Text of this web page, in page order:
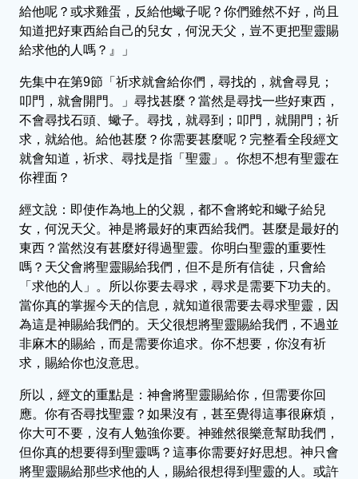
給他呢？或求雞蛋，反給他蠍子呢？你們雖然不好，尚且
知道把好東西給自己的兒女，何況天父，豈不更把聖靈賜
給求他的人嗎？』」
先集中在第9節「祈求就會給你們，尋找的，就會尋見；
叩門，就會開門。」尋找甚麼？當然是尋找一些好東西，
不會尋找石頭、蠍子。尋找，就尋到；叩門，就開門；祈
求，就給他。給他甚麼？你需要甚麼呢？完整看全段經文
就會知道，祈求、尋找是指「聖靈」。你想不想有聖靈在
你裡面？
經文說：即使作為地上的父親，都不會將蛇和蠍子給兒
女，何況天父。神是將最好的東西給我們。甚麼是最好的
東西？當然沒有甚麼好得過聖靈。你明白聖靈的重要性
嗎？天父會將聖靈賜給我們，但不是所有信徒，只會給
「求他的人」。所以你要去尋求，尋求是需要下功夫的。
當你真的掌握今天的信息，就知道很需要去尋求聖靈，因
為這是神賜給我們的。天父很想將聖靈賜給我們，不過並
非麻木的賜給，而是需要你追求。你不想要，你沒有祈
求，賜給你也沒意思。
所以，經文的重點是：神會將聖靈賜給你，但需要你回
應。你有否尋找聖靈？如果沒有，甚至覺得這事很麻煩，
你大可不要，沒有人勉強你要。神雖然很樂意幫助我們，
但你真的想要得到聖靈嗎？這事你需要好好思想。神只會
將聖靈賜給那些求他的人，賜給很想得到聖靈的人。或許